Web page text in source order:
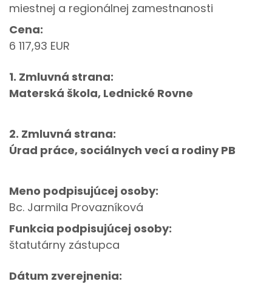
miestnej a regionálnej zamestnanosti
Cena:
6 117,93 EUR
1. Zmluvná strana:
Materská škola, Lednické Rovne
2. Zmluvná strana:
Úrad práce, sociálnych vecí a rodiny PB
Meno podpisujúcej osoby:
Bc. Jarmila Provazníková
Funkcia podpisujúcej osoby:
štatutárny zástupca
Dátum zverejnenia: